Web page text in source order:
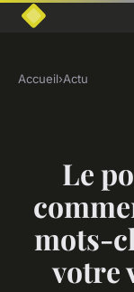
Accueil›Actu
Le
mots-
votre